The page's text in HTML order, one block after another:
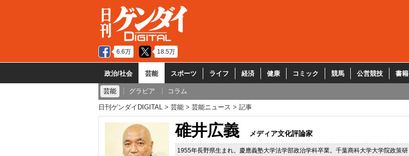
6.6万 18.5万
政治/社会 芸能 スポーツ ライフ 経済 健康 コミック 競馬 公営競技 書籍
芸能 グラビア コラム
日刊ゲンダイDIGITAL 芸能 芸能ニュース 記事
碓井広義 メディア文化評論家
1955年長野県生まれ。慶應義塾大学法学部政治学科卒業。千葉商科大学大学院政策研